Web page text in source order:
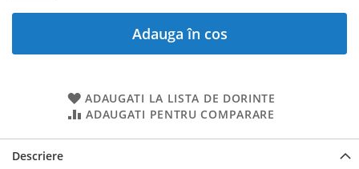
Adauga în cos
ADAUGATI LA LISTA DE DORINTE
ADAUGATI PENTRU COMPARARE
Descriere